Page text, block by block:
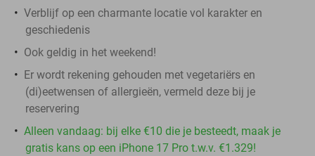
Verblijf op een charmante locatie vol karakter en
geschiedenis
Ook geldig in het weekend!
Er wordt rekening gehouden met vegetariërs en
(di)eetwensen of allergieën, vermeld deze bij je
reservering
Alleen vandaag: bij elke €10 die je besteedt, maak je
gratis kans op een iPhone 17 Pro t.w.v. €1.329!